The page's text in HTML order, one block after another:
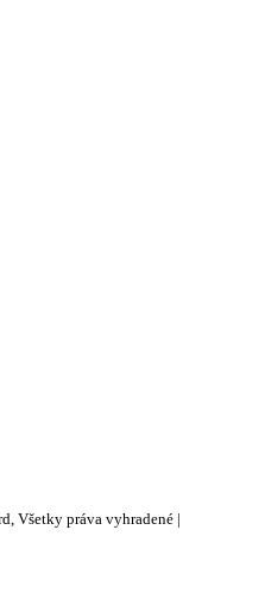
Všetky práva vyhradené |